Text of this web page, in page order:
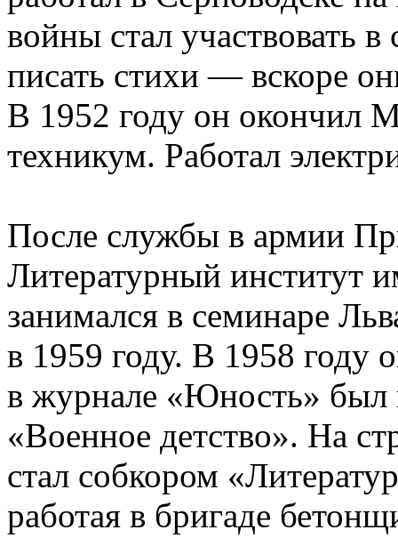
войны стал участвовать
писать стихи — вскоре
В 1952 году он окончил
техникум. Работал
После службы в армии
Литературный институт
занимался в семинаре
в 1959 году. В 1958 году
в журнале «Юность» был
«Военное детство». На
стал собкором
работая в бригаде